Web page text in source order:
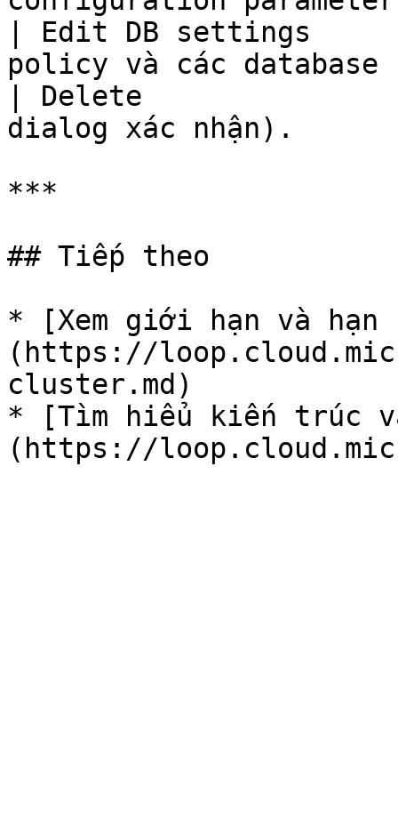
| Edit DB settings
policy và các
| Delete
dialog xác nhận).
***
## Tiếp theo
* [Xem giới hạn và
(https://
cluster.md)
* [Tìm hiểu kiến trúc